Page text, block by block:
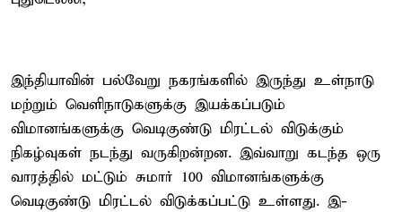
இந்தியாவின் பல்வேறு நகரங்களில் இருந்து உள்நாடு
மற்றும் வெளிநாடுகளுக்கு இயக்கப்படும்
விமானங்களுக்கு வெடிகுண்டு மிரட்டல் விடுக்கும்
நிகழ்வுகள் நடந்து வருகிறன்றன. இவ்வாறு கடந்த ஒரு
வாரத்தில் மட்டும் சுமார் 100 விமானங்களுக்கு
வெடிகுண்டு மிரட்டல் விடுக்கப்பட்டு உள்ளது. இ-